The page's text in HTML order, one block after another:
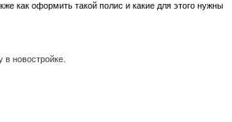
как оформить такой полис и какие для этого нужны
новостройке.